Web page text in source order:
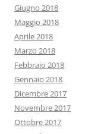
Giugno 2018
Maggio 2018
Aprile 2018
Marzo 2018
Febbraio 2018
Gennaio 2018
Dicembre 2017
Novembre 2017
Ottobre 2017